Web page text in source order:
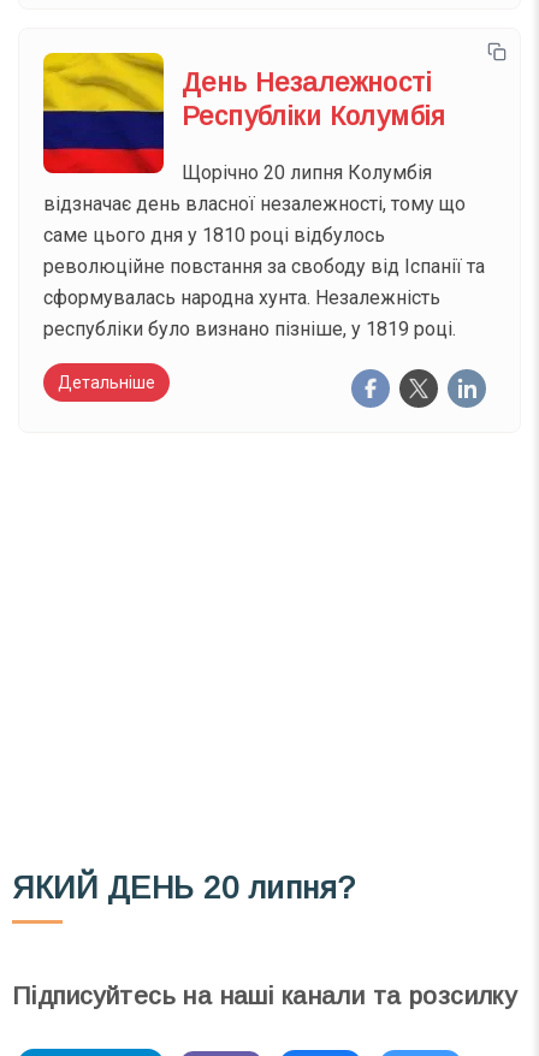
День Незалежності
Республіки Колумбія
Щорічно 20 липня Колумбія
відзначає день власної незалежності, тому що
саме цього дня у 1810 році відбулось
революційне повстання за свободу від Іспанії та
сформувалась народна хунта. Незалежність
республіки було визнано пізніше, у 1819 році.
Детальніше
ЯКИЙ ДЕНЬ 20 липня?
Підписуйтесь на наші канали та розсилку